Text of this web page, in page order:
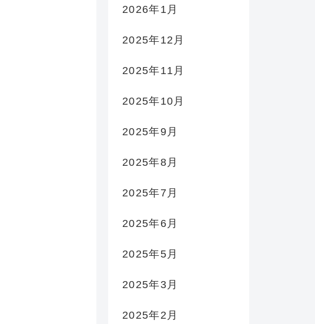
2026年1月
2025年12月
2025年11月
2025年10月
2025年9月
2025年8月
2025年7月
2025年6月
2025年5月
2025年3月
2025年2月